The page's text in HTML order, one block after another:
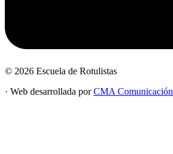
© 2026 Escuela de Rotulistas
· Web desarrollada porCMA Comunicación